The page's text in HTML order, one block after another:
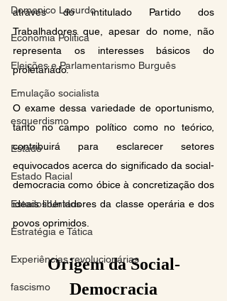
Domenico Losurdo
Economia Politica
Eleições e Parlamentarismo Burguês
Emulação socialista
esquerdismo
Estado
Estado Racial
Estados Unidos
Estratégia e Tática
Experiências revolucionárias
fascismo
através do intitulado Partido dos
Trabalhadores que, apesar do nome, não
representa os interesses básicos do
proletariado.
O exame dessa variedade de oportunismo,
tanto no campo político como no teórico,
contribuirá para esclarecer setores
equivocados acerca do significado da social-
democracia como óbice à concretização dos
ideais libertadores da classe operária e dos
povos oprimidos.
Origem da Social-
Democracia